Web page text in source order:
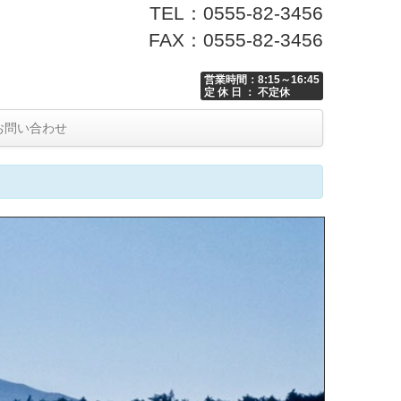
TEL：0555-82-3456
FAX：0555-82-3456
営業時間：8:15～16:45
定 休 日 ： 不定休
い合わせ